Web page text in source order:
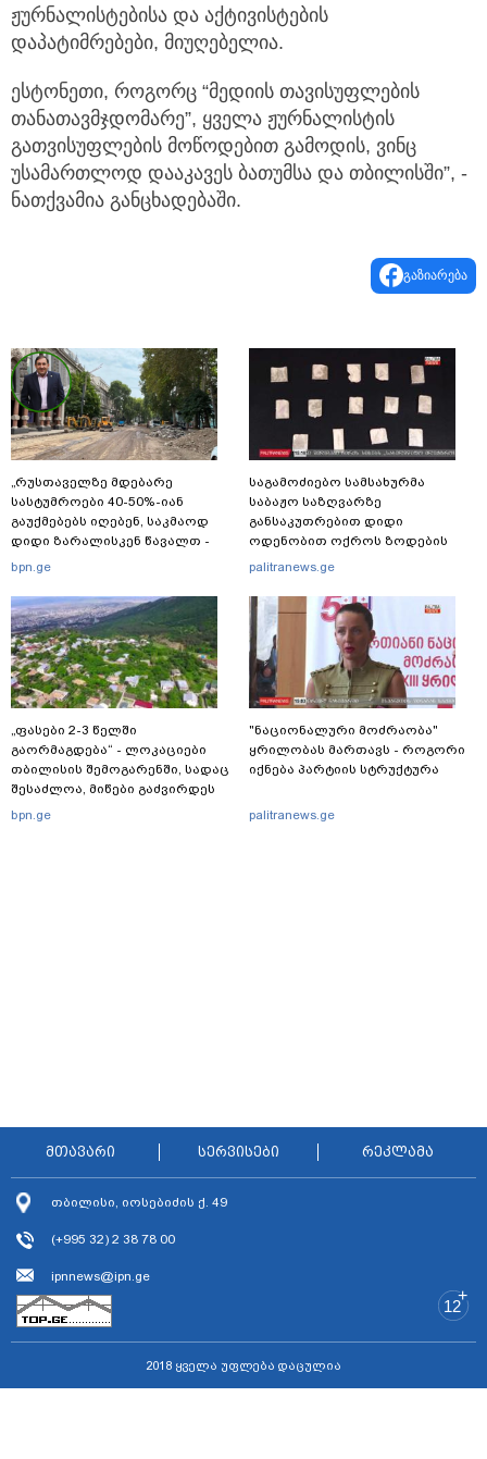
ჟურნალისტებისა და აქტივისტების
დაპატიმრებები, მიუღებელია.
ესტონეთი, როგორც “მედიის თავისუფლების
თანათავმჯდომარე”, ყველა ჟურნალისტის
გათვისუფლების მოწოდებით გამოდის, ვინც
უსამართლოდ დააკავეს ბათუმსა და თბილისში”, -
ნათქვამია განცხადებაში.
გაზიარება
„რუსთაველზე მდებარე
სასტუმროები 40-50%-იან
გაუქმებებს იღებენ, საკმაოდ
დიდი ზარალისკენ წავალთ -
მეგონა, ვიღაც მოიფიქრებდა
bpn.ge
„ფასები 2-3 წელში
გაორმაგდება“ - ლოკაციები
თბილისის შემოგარენში, სადაც
შესაძლოა, მიწები გაძვირდეს
bpn.ge
საგამოძიებო სამსახურმა
საბაჟო საზღვარზე
განსაკუთრებით დიდი
ოდენობით ოქროს ზოდების
უკანონოდ გადმოტანის ფაქტზე
palitranews.ge
"ნაციონალური მოძრაობა"
ყრილობას მართავს - როგორი
იქნება პარტიის სტრუქტურა
palitranews.ge
მთავარი სერვისები რეკლამა
თბილისი, იოსებიძის ქ. 49
(+995 32) 2 38 78 00
ipnnews@ipn.ge
+
12
2018 ყველა უფლება დაცულია